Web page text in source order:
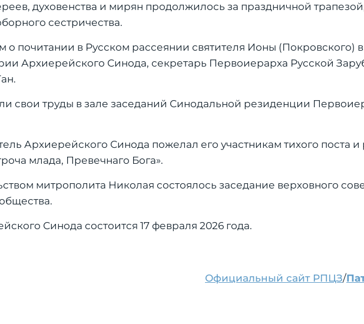
духовенства и мирян продолжилось за праздничной
сестричества.
о почитании в Русском рассеянии святителя Ионы (Покровского)
Архиерейского Синода, секретарь Первоиерарха Русской
свои труды в зале заседаний Синодальной резиденции
Архиерейского Синода пожелал его участникам тихого поста и
млада, Превечнаго Бога».
митрополита Николая состоялось заседание верховного
Синода состоится 17 февраля 2026 года.
Официальный сайт РПЦЗ/